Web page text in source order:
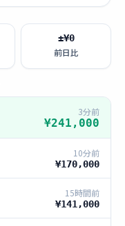
±¥0
前日比
3分前
¥241,000
10分前
¥170,000
15時間前
¥141,000